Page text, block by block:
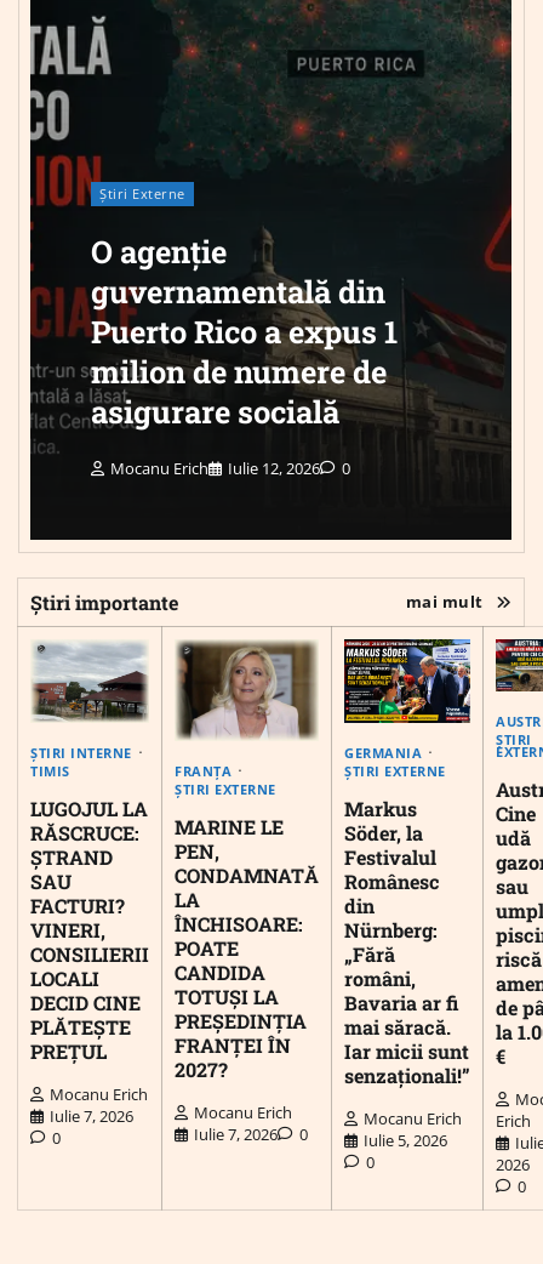
Știri Externe
O agenție
guvernamentală din
Puerto Rico a expus 1
milion de numere de
asigurare socială
Mocanu Erich Iulie 12, 2026 0
Știri importante mai mult
ȘTIRI INTERNE
TIMIS
LUGOJUL LA
RĂSCRUCE:
ȘTRAND
SAU
FACTURI?
VINERI,
CONSILIERII
LOCALI
DECID CINE
PLĂTEȘTE
PREȚUL
Mocanu Erich
Iulie 7, 2026
0
FRANȚA
ȘTIRI EXTERNE
MARINE LE
PEN,
CONDAMNATĂ
LA
ÎNCHISOARE:
POATE
CANDIDA
TOTUȘI LA
PREȘEDINȚIA
FRANȚEI ÎN
2027?
Mocanu Erich
Iulie 7, 2026
0
GERMANIA
ȘTIRI EXTERNE
Markus
Söder, la
Festivalul
Românesc
din
Nürnberg:
„Fără
români,
Bavaria ar fi
mai săracă.
Iar micii sunt
senzaționali!”
Mocanu Erich
Iulie 5, 2026
0
ȘTIRI
Cine
udă
sau
riscă
de
la
€
Erich
2026
0